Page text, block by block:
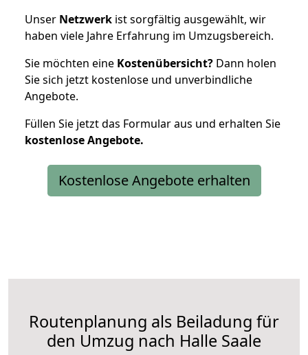
Unser Netzwerk ist sorgfältig ausgewählt, wir
haben viele Jahre Erfahrung im Umzugsbereich.
Sie möchten eine Kostenübersicht? Dann holen
Sie sich jetzt kostenlose und unverbindliche
Angebote.
Füllen Sie jetzt das Formular aus und erhalten Sie
kostenloseAngebote.
Kostenlose Angebote erhalten
Routenplanung als Beiladung für
den Umzug nach Halle Saale